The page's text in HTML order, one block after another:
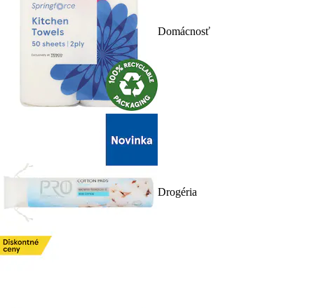
Domácnosť
Drogéria